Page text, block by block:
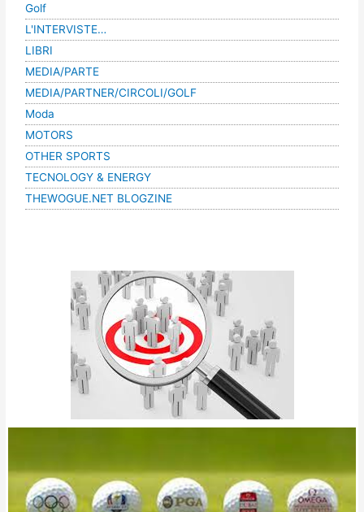
Golf
L'INTERVISTE…
LIBRI
MEDIA/PARTE
MEDIA/PARTNER/CIRCOLI/GOLF
Moda
MOTORS
OTHER SPORTS
TECNOLOGY & ENERGY
THEWOGUE.NET BLOGZINE